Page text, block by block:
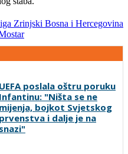
Zrinjski Bosna i Hercegovina